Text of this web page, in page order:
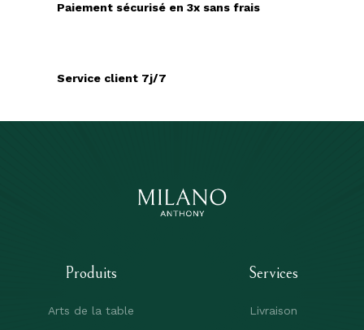
Paiement sécurisé en 3x sans frais
Service client 7j/7
Produits
Arts de la table
Services
Livraison